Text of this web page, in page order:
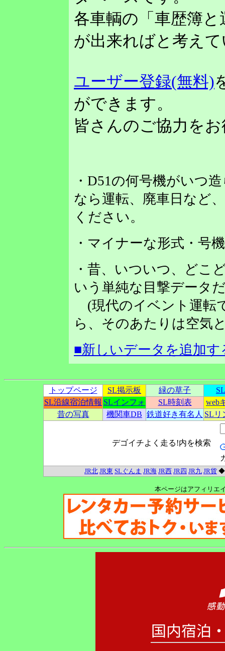
各車輌の「車歴簿
が出来ればと考え
ユーザー登録(無料)
ができます。
皆さんのご協力を
・D51の何号機がいつ
なら運転、廃車日など
ください。
・マイナーな形式・号
・昔、いついつ、どこ
いう単純な目撃データ
(現代のイベント運転
ら、そのあたりは空気
■新しいデータを追加す
トップページ SL掲示板 緑の草子
SL沿線宿泊情報 SLインフォ SL時刻表
web
昔の写真
機関車DB 鉄道好き有名人 SLリ
デゴイチよく走る!内を検索
JR北 JR東 SLぐんま JR海 JR西 JR四 JR九 JR貨
本ページはアフィリエ